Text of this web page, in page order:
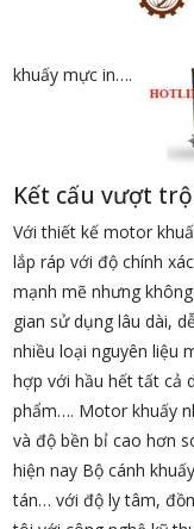
khuấy mực in….
Kết cấu vượt
Với thiết kế motor
lắp ráp với độ chính
mạnh mẽ nhưng
gian sử dụng lâu dài,
nhiều loại nguyên liệu
hợp với hầu hết tất cả
phẩm…. Motor khuấy
và độ bền bỉ cao hơn
hiện nay Bộ cánh
tán… với độ ly tâm,